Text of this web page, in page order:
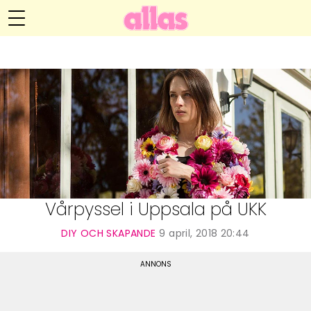
Hälsa
Relationer
Handarbete
Anna María Larssons blogg
Hem
Om Anna María
Kategorier
Arkiv
Kontakt
Vårpyssel i Uppsala på UKK
DIY OCH SKAPANDE 9 april, 2018 20:44